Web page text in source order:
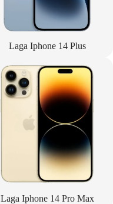
Laga Iphone 14 Plus
Laga Iphone 14 Pro Max